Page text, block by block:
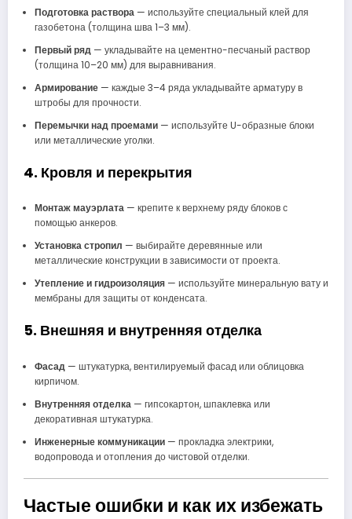
Подготовка раствора— используйте специальный клей для
газобетона (толщина шва 1–3 мм).
Первый ряд— укладывайте на цементно-песчаный раствор
(толщина 10–20 мм) для выравнивания.
Армирование— каждые 3–4 ряда укладывайте арматуру в
штробы для прочности.
Перемычки над проемами— используйте U-образные блоки
или металлические уголки.
4. Кровля и перекрытия
Монтаж мауэрлата— крепите к верхнему ряду блоков с
помощью анкеров.
Установка стропил — выбирайте деревянные или
металлические конструкции в зависимости от проекта.
Утепление и гидроизоляция— используйте минеральную вату и
мембраны для защиты от конденсата.
5. Внешняя и внутренняя отделка
Фасад— штукатурка, вентилируемый фасад или облицовка
кирпичом.
Внутренняя отделка— гипсокартон, шпаклевка или
декоративная штукатурка.
Инженерные коммуникации— прокладка электрики,
водопровода и отопления до чистовой отделки.
Частые ошибки и как их избежать